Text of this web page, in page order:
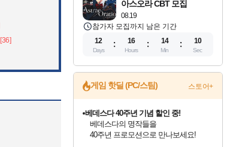
[36]
08.19
아스오라 CBT 모집
참가자 모집까지 남은 기간
12
Days
16
Hours
14
Min
09
Sec
게임 핫딜 (PC/스팀) 스토어+
마블 투혼 파이팅 소울즈 예약 판매 중!
마블 히어로 총 출동&화려한 격투!
네이버 포인트 혜택까지!